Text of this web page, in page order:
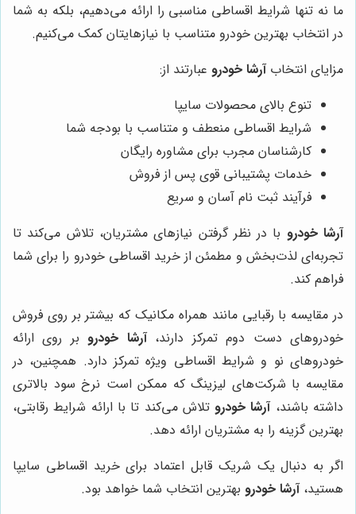
ما نه تنها شرایط اقساطی مناسبی را ارائه می‌دهیم، بلکه به شما
در انتخاب بهترین خودرو متناسب با نیازهایتان کمک می‌کنیم.
مزایای انتخابآرشا خودرو عبارتند از:
تنوع بالای محصولات سایپا
شرایط اقساطی منعطف و متناسب با بودجه شما
کارشناسان مجرب برای مشاوره رایگان
خدمات پشتیبانی قوی پس از فروش
فرآیند ثبت نام آسان و سریع
آرشا خودرو با در نظر گرفتن نیازهای مشتریان، تلاش می‌کند تا
تجربه‌ای لذت‌بخش و مطمئن از خرید اقساطی خودرو را برای شما
فراهم کند.
در مقایسه با رقبایی مانند همراه مکانیک که بیشتر بر روی فروش
خودروهای دست دوم تمرکز دارند،آرشا خودروبر روی ارائه
خودروهای نو و شرایط اقساطی ویژه تمرکز دارد. همچنین، در
مقایسه با شرکت‌های لیزینگ که ممکن است نرخ سود بالاتری
داشته باشند،آرشا خودروتلاش می‌کند تا با ارائه شرایط رقابتی،
بهترین گزینه را به مشتریان ارائه دهد.
اگر به دنبال یک شریک قابل اعتماد برای خرید اقساطی سایپا
هستید،آرشا خودرو بهترین انتخاب شما خواهد بود.